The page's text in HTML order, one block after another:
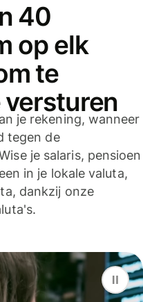
40
op elk
te
je rekening, wanneer
tegen de
je salaris, pensioen
in je lokale valuta,
dankzij onze